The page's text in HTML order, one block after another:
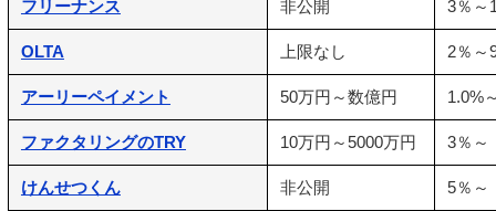
フリーナンス 非公開 3％～
OLTA 上限なし 2％～
アーリーペイメント 50万円～数億円 1.0%
ファクタリングのTRY 10万円～5000万円 3％～
けんせつくん 非公開 5％～